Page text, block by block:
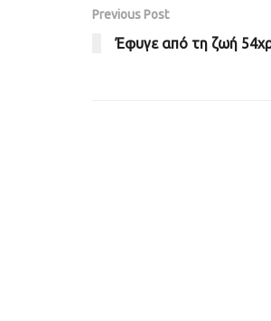
Previous Post
Έφυγε από τη ζωή